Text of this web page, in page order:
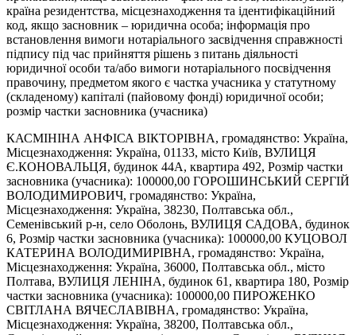
країна резидентства, місцезнаходження та ідентифікаційний
код, якщо засновник – юридична особа; інформація про
встановлення вимоги нотаріального засвідчення справжності
підпису під час прийняття рішень з питань діяльності
юридичної особи та/або вимоги нотаріального посвідчення
правочину, предметом якого є частка учасника у статутному
(складеному) капіталі (пайовому фонді) юридичної особи;
розмір частки засновника (учасника)
КАСМІНІНА АНФІСА ВІКТОРІВНА, громадянство: Україна,
Місцезнаходження: Україна, 01133, місто Київ, ВУЛИЦЯ
Є.КОНОВАЛЬЦЯ, будинок 44А, квартира 492, Розмір частки
засновника (учасника): 100000,00 ГОРОШИНСЬКИЙ СЕРГІЙ
ВОЛОДИМИРОВИЧ, громадянство: Україна,
Місцезнаходження: Україна, 38230, Полтавська обл.,
Семенівський р-н, село Оболонь, ВУЛИЦЯ САДОВА, будинок
6, Розмір частки засновника (учасника): 100000,00 КУЦОВОЛ
КАТЕРИНА ВОЛОДИМИРІВНА, громадянство: Україна,
Місцезнаходження: Україна, 36000, Полтавська обл., місто
Полтава, ВУЛИЦЯ ЛЕНІНА, будинок 61, квартира 180, Розмір
частки засновника (учасника): 100000,00 ПИРОЖЕНКО
СВІТЛАНА ВЯЧЕСЛАВІВНА, громадянство: Україна,
Місцезнаходження: Україна, 38200, Полтавська обл.,